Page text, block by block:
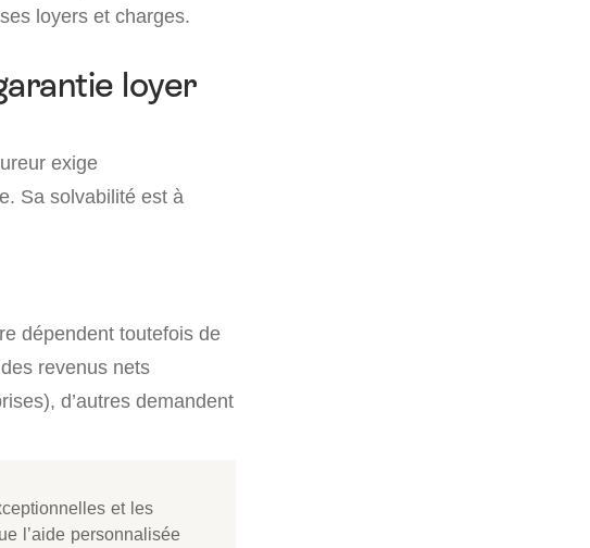
loyers et charges.
loyer
exige
Sa solvabilité est à
dépendent toutefois de
revenus nets
d’autres demandent
et les
l’aide personnalisée